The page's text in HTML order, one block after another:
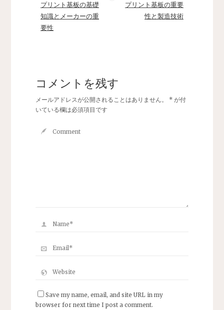
プリント基板の基礎
知識とメーカーの重
要性
プリント基板の重要
性と製造技術
コメントを残す
メールアドレスが公開されることはありません。 *が付
いている欄は必須項目です
Save my name, email, and site URL in my
browser for next time I post a comment.